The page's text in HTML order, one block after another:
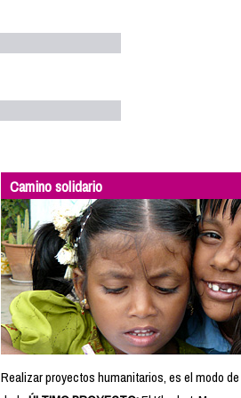
Camino solidario
Realizar proyectos humanitarios, es el modo